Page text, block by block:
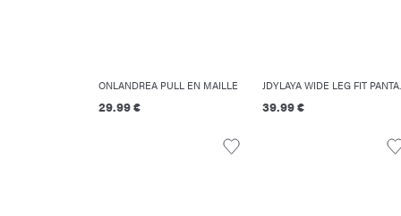
ONLANDREA PULL EN MAILLE
29.99 € 39.99 €